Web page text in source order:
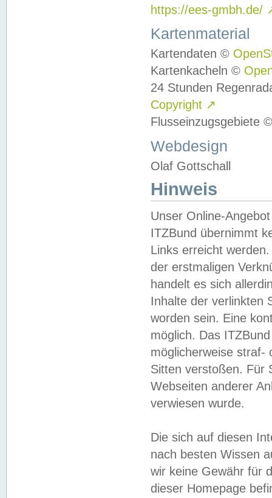
https://ees-gmbh.de/
Kartenmaterial
Kartendaten ©
Kartenkacheln ©
24 Stunden
Copyright ↗
Flusseinzugsgebiete
Webdesign
Olaf Gottschall
Hinweis
Unser Online-
ITZBund übernimmt
Links erreicht
der erstmaligen
handelt es sich
Inhalte der verlinkten
worden sein. Eine
möglich. Das
möglicherweise straf-
Sitten verstoßen. Für
Webseiten anderer
verwiesen wurde.
Die sich auf diesen
nach besten Wissen
wir keine Gewähr für
dieser Homepage